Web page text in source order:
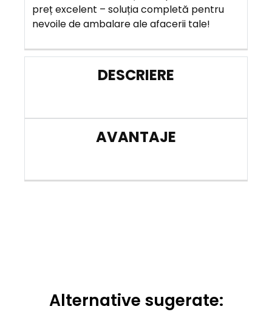
preț excelent – soluția completă pentru
nevoile de ambalare ale afacerii tale!
Alternative sugerate: